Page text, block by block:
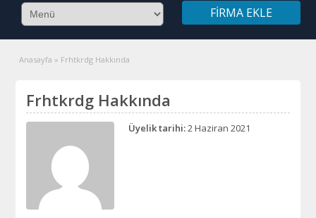
FIRMA EKLE
Anasayfa » Frhtkrdg Hakkında
Frhtkrdg Hakkında
Üyelik tarihi:2 Haziran 2021